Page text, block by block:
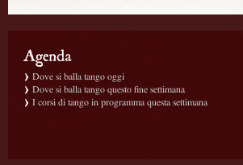
Dove si balla tango oggi
Dove si balla tango questo fine settimana
I corsi di tango in programma questa settimana